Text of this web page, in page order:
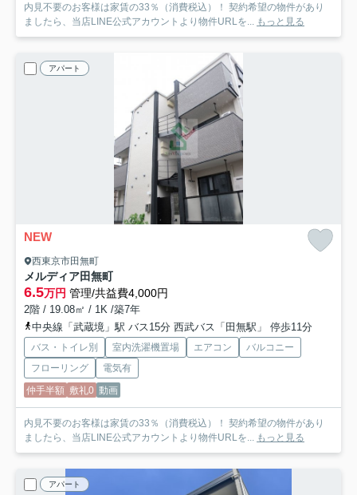
内見不要のお客様は家賃の33％（消費税込）！ 契約希望の物件があり
ましたら、当店LINE公式アカウントより物件URLを... もっと見る
アパート
NEW
西東京市田無町
メルディア田無町
6.5万円 管理/共益費4,000円
2階 / 19.08㎡ / 1K /築7年
中央線「武蔵境」駅 バス15分 西武バス「田無駅」 停歩11分
バス・トイレ別 室内洗濯機置場 エアコン
バルコニー
フローリング
電気有
仲手半額 敷礼0 動画
内見不要のお客様は家賃の33％（消費税込）！ 契約希望の物件があり
ましたら、当店LINE公式アカウントより物件URLを... もっと見る
アパート